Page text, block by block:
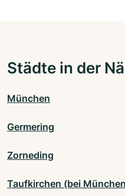
Städte in der
München
Germering
Zorneding
Taufkirchen (bei